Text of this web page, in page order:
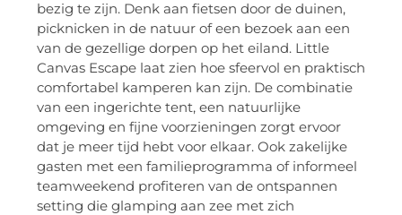
bezig te zijn. Denk aan fietsen door de duinen,
picknicken in de natuur of een bezoek aan een
van de gezellige dorpen op het eiland. Little
Canvas Escape laat zien hoe sfeervol en praktisch
comfortabel kamperen kan zijn. De combinatie
van een ingerichte tent, een natuurlijke
omgeving en fijne voorzieningen zorgt ervoor
dat je meer tijd hebt voor elkaar. Ook zakelijke
gasten met een familieprogramma of informeel
teamweekend profiteren van de ontspannen
setting die glamping aan zee met zich